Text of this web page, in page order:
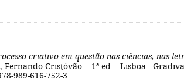
criativo em questão nas ciências, nas
Cristóvão. - 1ª ed. - Lisboa :
989-616-752-3